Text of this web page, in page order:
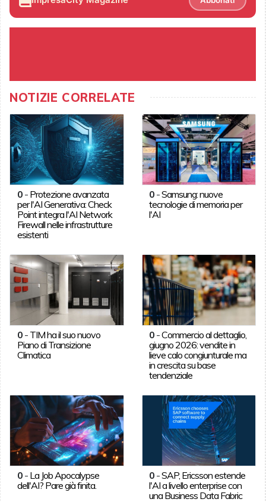
NOTIZIE CORRELATE
0- Protezione avanzata
per l'AI Generativa: Check
Point integra l'AI Network
Firewall nelle infrastrutture
esistenti
0 -Samsung: nuove
tecnologie di memoria per
l'AI
0- TIM ha il suo nuovo
Piano di Transizione
Climatica
0 -Commercio al dettaglio,
giugno 2026: vendite in
lieve calo congiunturale ma
in crescita su base
tendenziale
0- La Job Apocalypse
dell'AI? Pare già finita.
0 -SAP, Ericsson estende
l'AI a livello enterprise con
una Business Data Fabric